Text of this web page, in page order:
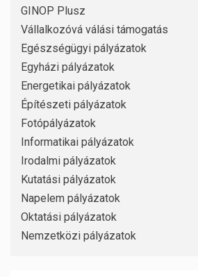
GINOP Plusz
Vállalkozóvá válási támogatás
Egészségügyi pályázatok
Egyházi pályázatok
Energetikai pályázatok
Építészeti pályázatok
Fotópályázatok
Informatikai pályázatok
Irodalmi pályázatok
Kutatási pályázatok
Napelem pályázatok
Oktatási pályázatok
Nemzetközi pályázatok